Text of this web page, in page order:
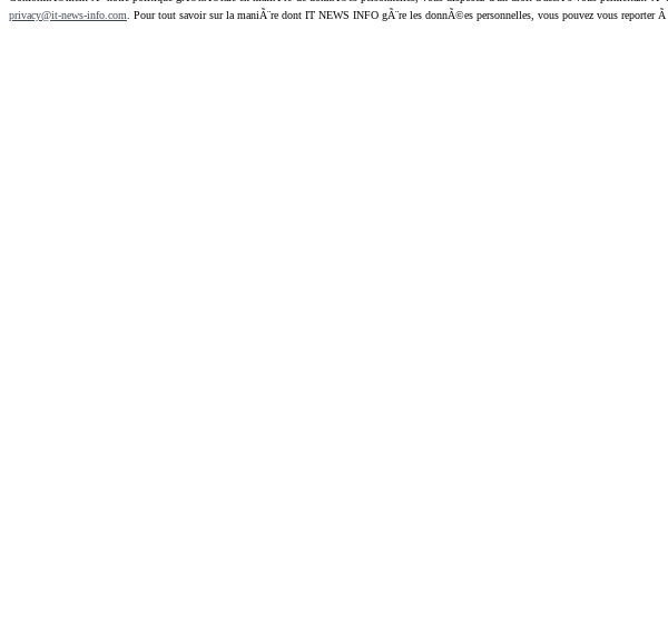
privacy@it-news-info.com . Pour tout savoir sur la maniÃ¨re dont IT NEWS INFO gÃ¨re les donnÃ©es personnelles, vous pouvez vous reporter